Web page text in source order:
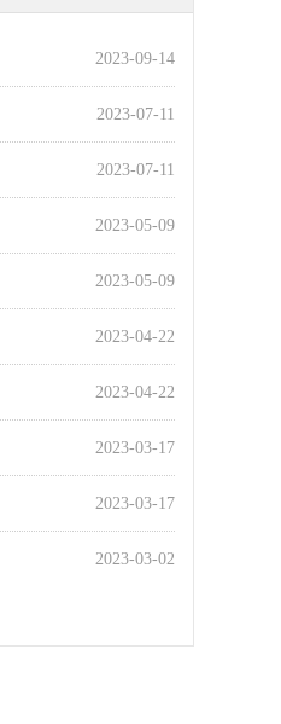
2023-09-14
2023-07-11
2023-07-11
2023-05-09
2023-05-09
2023-04-22
2023-04-22
2023-03-17
2023-03-17
2023-03-02